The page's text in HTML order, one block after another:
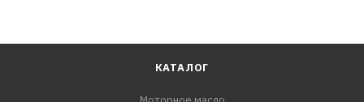
КАТАЛОГ